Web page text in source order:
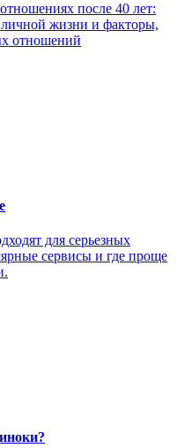
после 40 лет:
жизни и факторы,
отношений
для серьезных
сервисы и где проще